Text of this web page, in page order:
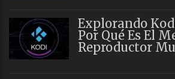
Explorando
Por Qué Es El
Reproductor